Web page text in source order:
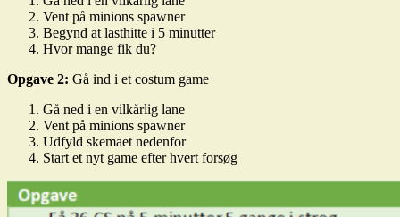
Vent på minions spawner
Begynd at lasthitte i 5 minutter
Hvor mange fik du?
Opgave 2: Gå ind i et costum game
Gå ned i en vilkårlig lane
Vent på minions spawner
Udfyld skemaet nedenfor
Start et nyt game efter hvert forsøg